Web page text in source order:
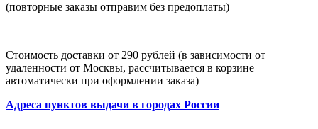
(повторные заказы отправим без предоплаты)
Стоимость доставки от 290 рублей (в зависимости от
удаленности от Москвы, рассчитывается в корзине
автоматически при оформлении заказа)
Адреса пунктов выдачи в городах России